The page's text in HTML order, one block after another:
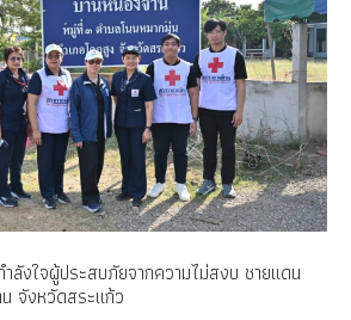
ำลังใจผู้ประสบภัยจากความไม่สงบ ชายแดน
จังหวัดสระแก้ว